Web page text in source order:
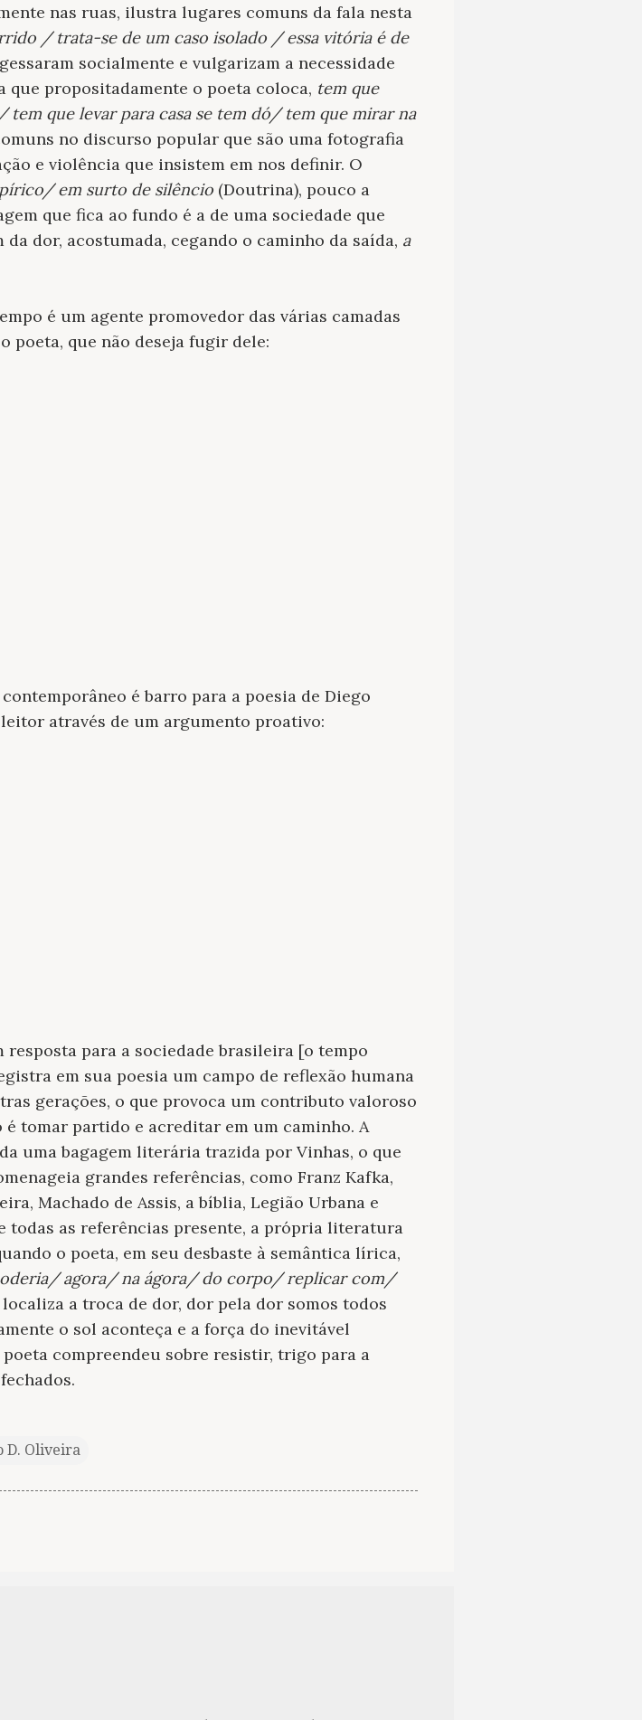
nas ruas, ilustra lugares comuns da fala nesta
/ trata-se de um caso isolado / essa vitória é de
socialmente e vulgarizam a necessidade
que propositadamente o poeta coloca, tem que
que levar para casa se tem dó/ tem que mirar na
no discurso popular que são uma fotografia
e violência que insistem em nos definir. O
em surto de silêncio (Doutrina), pouco a
que fica ao fundo é a de uma sociedade que
dor, acostumada, cegando o caminho da saída, a
é um agente promovedor das várias camadas
que não deseja fugir dele:
é barro para a poesia de Diego
através de um argumento proativo:
para a sociedade brasileira [o tempo
em sua poesia um campo de reflexão humana
gerações, o que provoca um contributo valoroso
tomar partido e acreditar em um caminho. A
uma bagagem literária trazida por Vinhas, o que
grandes referências, como Franz Kafka,
Machado de Assis, a bíblia, Legião Urbana e
todas as referências presente, a própria literatura
o poeta, em seu desbaste à semântica lírica,
agora/ na ágora/ do corpo/ replicar com/
a troca de dor, dor pela dor somos todos
o sol aconteça e a força do inevitável
compreendeu sobre resistir, trigo para a
D. Oliveira